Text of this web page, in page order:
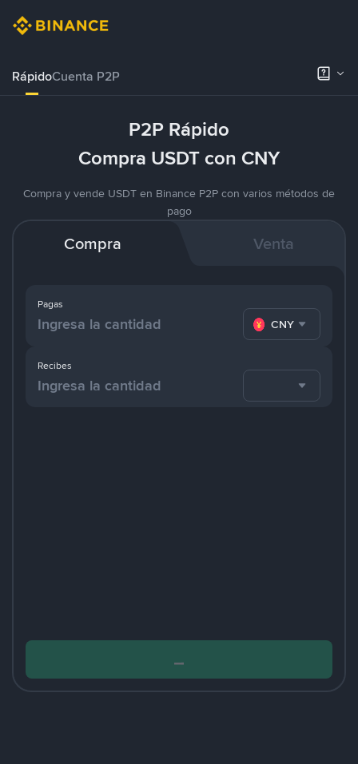
RápidoCuenta P2P
P2P Rápido
Compra USDT con CNY
Compra y vende USDT en Binance P2P con varios métodos de
pago
Compra Venta
Pagas
CNY
Recibes